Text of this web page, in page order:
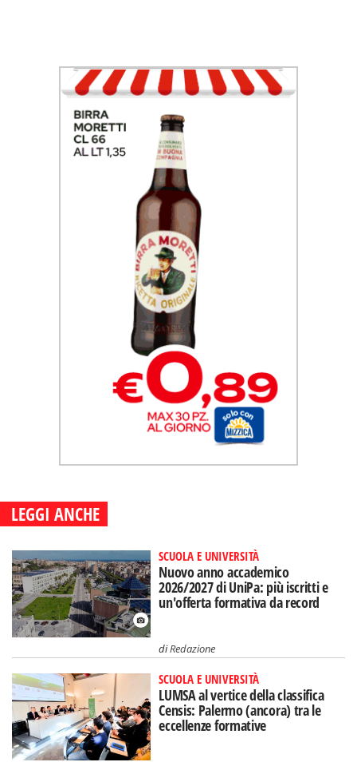
LEGGI ANCHE
SCUOLA E UNIVERSITÀ
Nuovo anno accademico
2026/2027 di UniPa: più iscritti e
un'offerta formativa da record
diRedazione
SCUOLA E UNIVERSITÀ
LUMSA al vertice della classifica
Censis: Palermo (ancora) tra le
eccellenze formative